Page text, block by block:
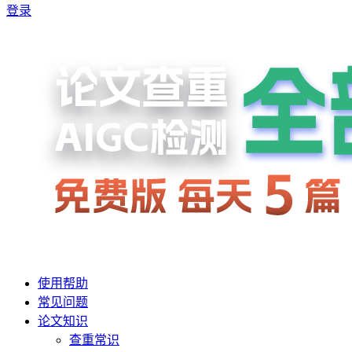
登录
使用帮助
常见问题
论文知识
查重常识